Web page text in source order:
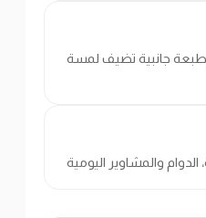
جانبية تضيف لمسة
والمشاوير اليومية